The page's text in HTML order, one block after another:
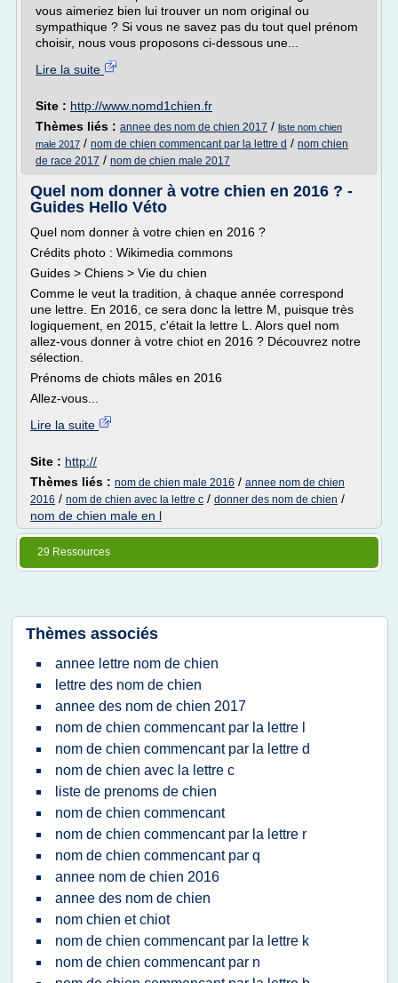
vous aimeriez bien lui trouver un nom original ou
sympathique ? Si vous ne savez pas du tout quel prénom
choisir, nous vous proposons ci-dessous une...
Lire la suite
Site : http://www.nomd1chien.fr
Thèmes liés : annee des nom de chien 2017 / liste nom chien
male 2017 / nom de chien commencant par la lettre d / nom chien
de race 2017 / nom de chien male 2017
Quel nom donner à votre chien en 2016 ? -
Guides Hello Véto
Quel nom donner à votre chien en 2016 ?
Crédits photo : Wikimedia commons
Guides > Chiens > Vie du chien
Comme le veut la tradition, à chaque année correspond
une lettre. En 2016, ce sera donc la lettre M, puisque très
logiquement, en 2015, c'était la lettre L. Alors quel nom
allez-vous donner à votre chiot en 2016 ? Découvrez notre
sélection.
Prénoms de chiots mâles en 2016
Allez-vous...
Lire la suite
Site : http://
Thèmes liés : nom de chien male 2016 / annee nom de chien
2016 / nom de chien avec la lettre c / donner des nom de chien /
nom de chien male en l
29 Ressources
Thèmes associés
annee lettre nom de chien
lettre des nom de chien
annee des nom de chien 2017
nom de chien commencant par la lettre l
nom de chien commencant par la lettre d
nom de chien avec la lettre c
liste de prenoms de chien
nom de chien commencant
nom de chien commencant par la lettre r
nom de chien commencant par q
annee nom de chien 2016
annee des nom de chien
nom chien et chiot
nom de chien commencant par la lettre k
nom de chien commencant par n